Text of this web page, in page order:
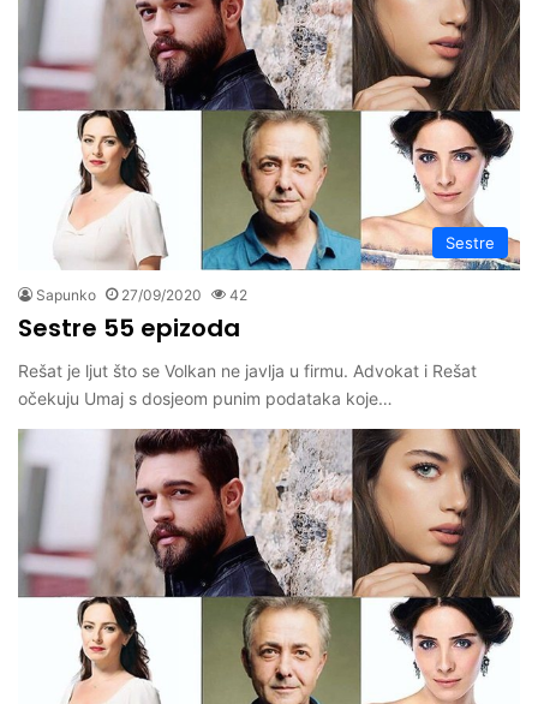
Sestre
Sapunko 27/09/2020 42
Sestre 55 epizoda
Rešat je ljut što se Volkan ne javlja u firmu. Advokat i Rešat
očekuju Umaj s dosjeom punim podataka koje…